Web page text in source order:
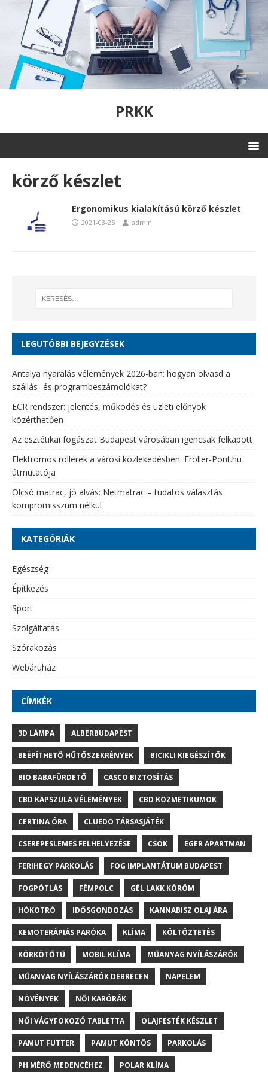
PRKK
körző készlet
Ergonomikus kialakítású körző készlet
2021-03-25 admin
LEGUTÓBBI BEJEGYZÉSEK
Antalya nyaralás vélemények 2026-ban: hogyan olvasd a
szállás- és programbeszámolókat?
ECR rendszer: jelentés, működés és üzleti előnyök
közérthetően
Az esztétikai fogászat Budapest városában igencsak felkapott
Elektromos rollerek a városi közlekedésben: Eroller-Pont.hu
útmutatója
Olcsó matrac, jó alvás: Netmatrac – tudatos választás
kompromisszum nélkül
KATEGÓRIÁK
Egészség
Építkezés
Sport
Szolgáltatás
Szórakozás
Webáruház
CÍMKÉK
3D LÁMPA ALBERBUDAPEST
BEÉPÍTHETŐ HŰTŐSZEKRÉNYEK BICIKLI KIEGÉSZÍTŐK
BIO BABAFÜRDETŐ CASCO BIZTOSÍTÁS
CBD KAPSZULA VÉLEMÉNYEK CBD KOZMETIKUMOK
CERTINA ÓRA CLUEDO TÁRSASJÁTÉK
CSEREPESLEMES FELHELYEZÉSE CSOK EGER APARTMAN
FERIHEGY PARKOLÁS FOG IMPLANTÁTUM BUDAPEST
FOGPÓTLÁS FÉMPOLC GÉL LAKK KÖRÖM
HÓKOTRÓ IDŐSGONDOZÁS KANNABISZ OLAJ ÁRA
KEMOTERÁPIÁS PARÓKA KLÍMA KÖLTÖZTETÉS
KÖRKÖTŐTŰ MOBIL KLÍMA MŰANYAG NYÍLÁSZÁRÓK
MŰANYAG NYÍLÁSZÁRÓK DEBRECEN NAPELEM
NÖVÉNYEK NŐI KARÓRÁK
NŐI VÁGYFOKOZÓ TABLETTA OLAJFESTÉK KÉSZLET
PAMUT FUTTER PAMUT KÖNTÖS PARKOLÁS
PH MÉRŐ MEDENCÉHEZ POLAR KLÍMA